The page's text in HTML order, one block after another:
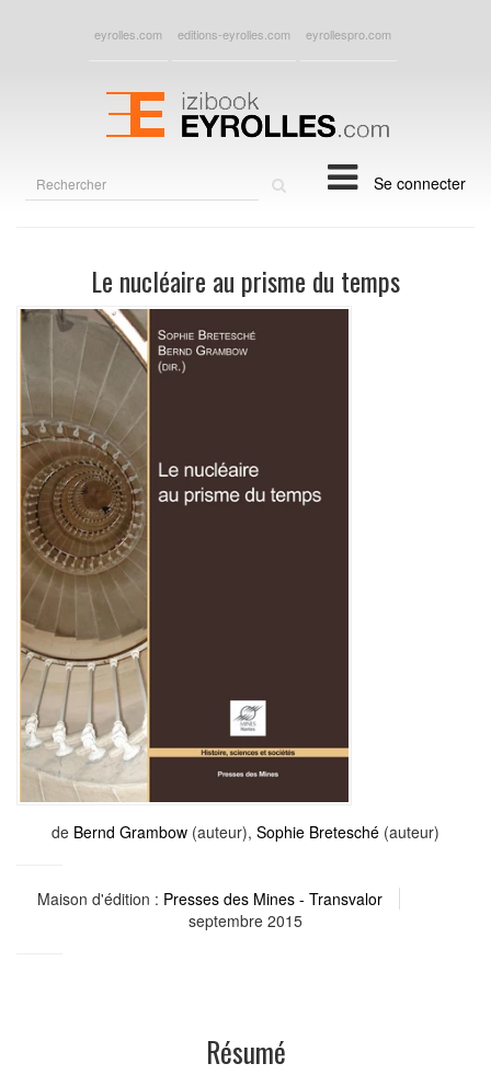
eyrolles.com editions-eyrolles.com eyrollespro.com
Se connecter
Le nucléaire au prisme du temps
de Bernd Grambow (auteur), Sophie Bretesché (auteur)
Maison d'édition : Presses des Mines - Transvalor
septembre 2015
Résumé